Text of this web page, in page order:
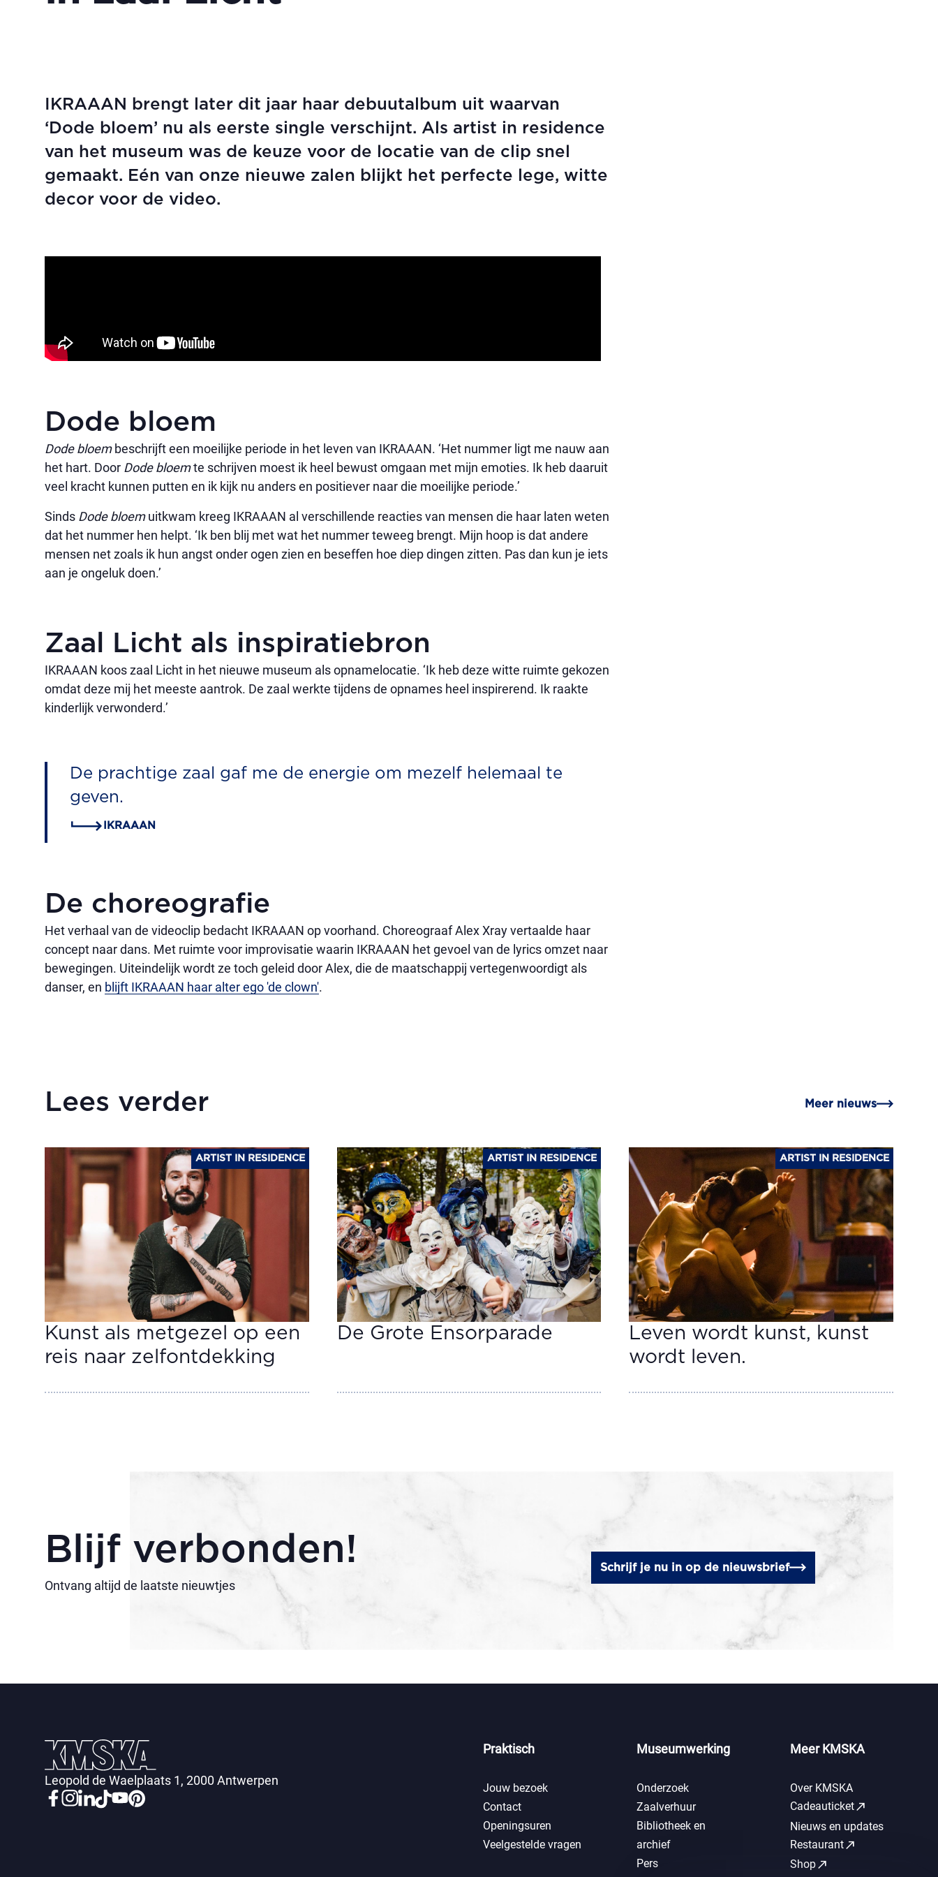
IKRAAAN brengt later dit jaar haar debuutalbum uit waarvan
‘Dode bloem’ nu als eerste single verschijnt. Als artist in residence
van het museum was de keuze voor de locatie van de clip snel
gemaakt. Eén van onze nieuwe zalen blijkt het perfecte lege, witte
decor voor de video.
Dode bloem
Dode bloembeschrijft een moeilijke periode in het leven van IKRAAAN. ‘Het nummer ligt me nauw aan
het hart. Door Dode bloemte schrijven moest ik heel bewust omgaan met mijn emoties. Ik heb daaruit
veel kracht kunnen putten en ik kijk nu anders en positiever naar die moeilijke periode.’
Sinds Dode bloemuitkwam kreeg IKRAAAN al verschillende reacties van mensen die haar laten weten
dat het nummer hen helpt. ‘Ik ben blij met wat het nummer teweeg brengt. Mijn hoop is dat andere
mensen net zoals ik hun angst onder ogen zien en beseffen hoe diep dingen zitten. Pas dan kun je iets
aan je ongeluk doen.’
Zaal Licht als inspiratiebron
IKRAAAN koos zaal Licht in het nieuwe museum als opnamelocatie. ‘Ik heb deze witte ruimte gekozen
omdat deze mij het meeste aantrok. De zaal werkte tijdens de opnames heel inspirerend. Ik raakte
kinderlijk verwonderd.’
De prachtige zaal gaf me de energie om mezelf helemaal te
geven.
IKRAAAN
De choreografie
Het verhaal van de videoclip bedacht IKRAAAN op voorhand. Choreograaf Alex Xray vertaalde haar
concept naar dans. Met ruimte voor improvisatie waarin IKRAAAN het gevoel van de lyrics omzet naar
bewegingen. Uiteindelijk wordt ze toch geleid door Alex, die de maatschappij vertegenwoordigt als
danser, en blijft IKRAAAN haar alter ego 'de clown'.
Lees verder Meer nieuws
ARTIST IN RESIDENCE
Kunst als metgezel op een
reis naar zelfontdekking
ARTIST IN RESIDENCE
De Grote Ensorparade
ARTIST IN RESIDENCE
Leven wordt kunst, kunst
wordt leven.
Blijf verbonden!
Ontvang altijd de laatste nieuwtjes
Schrijf je nu in op de nieuwsbrief
Leopold de Waelplaats 1, 2000 Antwerpen
Praktisch
Jouw bezoek
Contact
Openingsuren
Veelgestelde vragen
Museumwerking
Onderzoek
Zaalverhuur
Bibliotheek en
archief
Pers
Meer KMSKA
Over KMSKA
Cadeauticketcall_made
Nieuws en updates
Restaurantcall_made
Shopcall_made